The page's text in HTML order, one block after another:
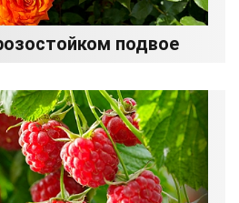
подвое